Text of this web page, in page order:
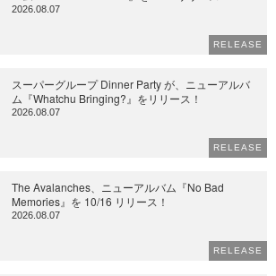
2026.08.07
RELEASE
スーパーグループ Dinner Party が、ニューアルバ
ム『Whatchu Bringing?』をリリース！
2026.08.07
RELEASE
The Avalanches、ニューアルバム『No Bad
Memories』を 10/16 リリース！
2026.08.07
RELEASE